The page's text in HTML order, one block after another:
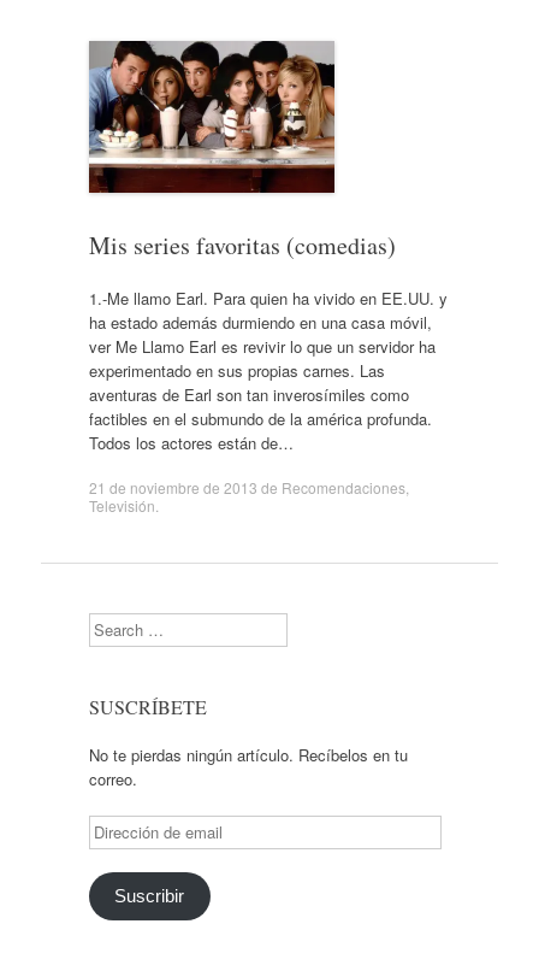
Mis series favoritas (comedias)
1.-Me llamo Earl. Para quien ha vivido en EE.UU. y
ha estado además durmiendo en una casa móvil,
ver Me Llamo Earl es revivir lo que un servidor ha
experimentado en sus propias carnes. Las
aventuras de Earl son tan inverosímiles como
factibles en el submundo de la américa profunda.
Todos los actores están de…
21 de noviembre de 2013 de Recomendaciones,
Televisión
Search
SUSCRÍBETE
No te pierdas ningún artículo. Recíbelos en tu
correo.
Dirección
de
email
Suscribir